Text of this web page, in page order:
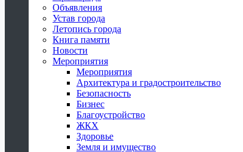
Объявления
Устав города
Летопись города
Книга памяти
Новости
Мероприятия
Мероприятия
Архитектура и градостроительство
Безопасность
Бизнес
Благоустройство
ЖКХ
Здоровье
Земля и имущество